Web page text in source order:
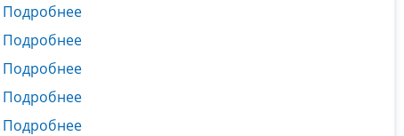
Подробнее
Подробнее
Подробнее
Подробнее
Подробнее